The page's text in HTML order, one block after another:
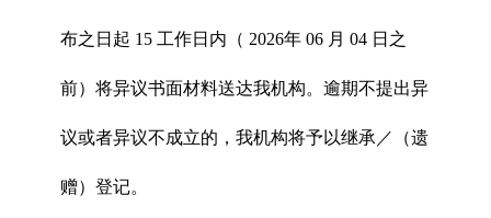
布之日起 15 工作日内（ 2026年 06 月 04 日之
前）将异议书面材料送达我机构。逾期不提出异
议或者异议不成立的，我机构将予以继承／（遗
赠）登记。